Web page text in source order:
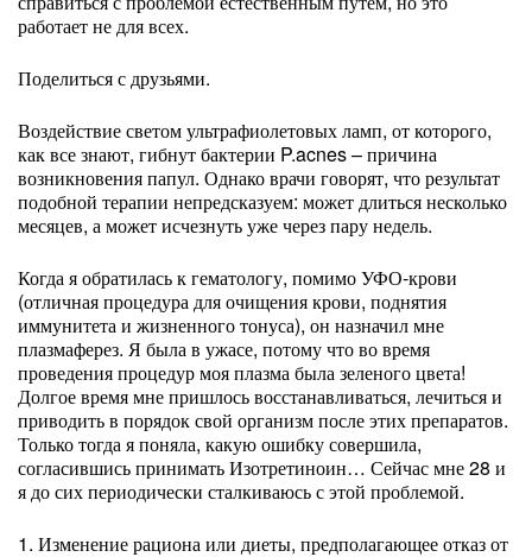
работает не для всех.
Поделиться с друзьями.
Воздействие светом ультрафиолетовых ламп, от которого,
как все знают, гибнут бактерии P.acnes – причина
возникновения папул. Однако врачи говорят, что результат
подобной терапии непредсказуем: может длиться несколько
месяцев, а может исчезнуть уже через пару недель.
Когда я обратилась к гематологу, помимо УФО-крови
(отличная процедура для очищения крови, поднятия
иммунитета и жизненного тонуса), он назначил мне
плазмаферез. Я была в ужасе, потому что во время
проведения процедур моя плазма была зеленого цвета!
Долгое время мне пришлось восстанавливаться, лечиться и
приводить в порядок свой организм после этих препаратов.
Только тогда я поняла, какую ошибку совершила,
согласившись принимать Изотретиноин… Сейчас мне 28 и
я до сих периодически сталкиваюсь с этой проблемой.
1. Изменение рациона или диеты, предполагающее отказ от